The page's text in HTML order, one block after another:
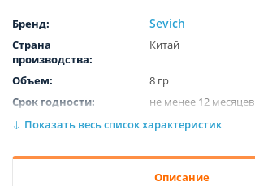
Бренд: Sevich
Страна
производства:
Китай
Объем:
8 гр
Срок годности:
не менее 12 месяцев
Цвет:
Medium Brown
Показать весь список характеристик
Описание